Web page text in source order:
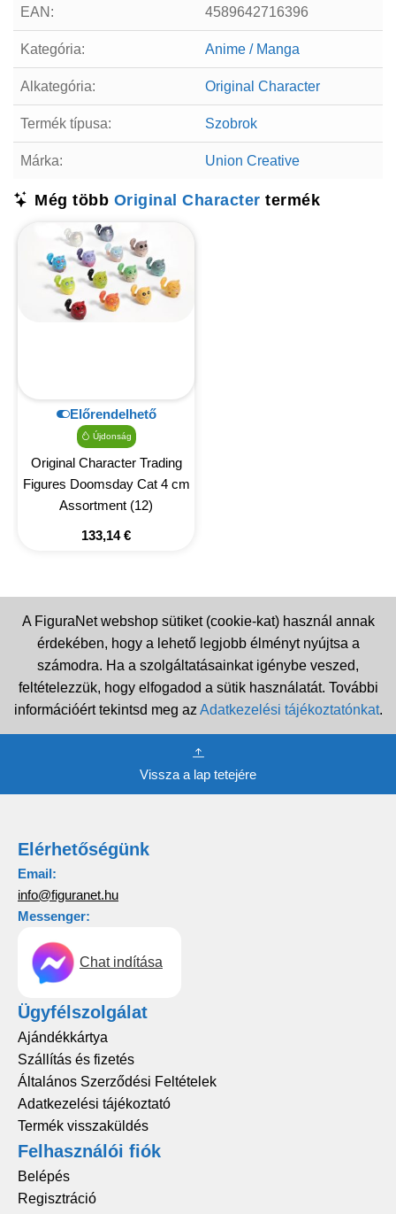
EAN: 4589642716396
Kategória: Anime / Manga
Alkategória: Original Character
Termék típusa: Szobrok
Márka: Union Creative
Még több Original Character termék
Előrendelhető
Újdonság
Original Character Trading
Figures Doomsday Cat 4 cm
Assortment (12)
133,14€
A FiguraNet webshop sütiket (cookie-kat) használ annak
érdekében, hogy a lehető legjobb élményt nyújtsa a
számodra. Ha a szolgáltatásainkat igénybe veszed,
feltételezzük, hogy elfogadod a sütik használatát. További
információért tekintsd meg az Adatkezelési tájékoztatónkat.
Vissza a lap tetejére
Elérhetőségünk
Email:
info@figuranet.hu
Messenger:
Chat indítása
Ügyfélszolgálat
Ajándékkártya
Szállítás és fizetés
Általános Szerződési Feltételek
Adatkezelési tájékoztató
Termék visszaküldés
Felhasználói fiók
Belépés
Regisztráció